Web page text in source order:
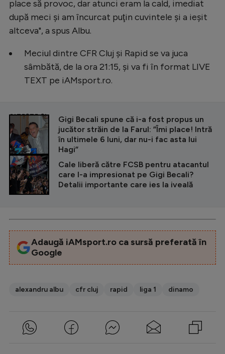
place să provoc, dar atunci eram la cald, imediat
după meci şi am încurcat puţin cuvintele şi a ieşit
altceva", a spus Albu.
Meciul dintre CFR Cluj și Rapid se va juca
sâmbătă, de la ora 21:15, și va fi în format LIVE
TEXT pe iAMsport.ro.
CITEȘTE ȘI
Gigi Becali spune că i-a fost propus un
jucător străin de la Farul: ”Îmi place! Intră
în ultimele 6 luni, dar nu-i fac asta lui
Hagi”
Cale liberă către FCSB pentru atacantul
care l-a impresionat pe Gigi Becali?
Detalii importante care ies la iveală
Adaugă iAMsport.ro ca sursă preferată în
Google
alexandru albu cfr cluj rapid liga 1 dinamo